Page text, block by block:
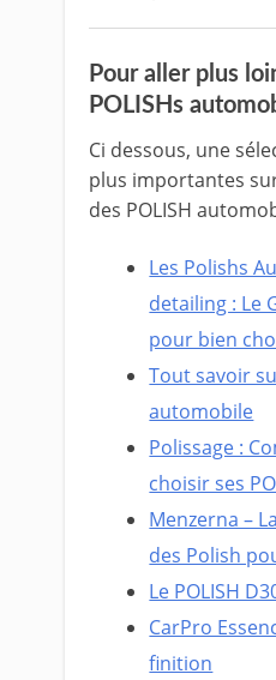
Pour aller plus
POLISHs
Ci dessous, une
plus importantes
des POLISH
Les Polishs
detailing : Le
pour bien
Tout savoir
automobile
Polissage :
choisir ses
Menzerna –
des Polish
Le POLISH
CarPro
finition